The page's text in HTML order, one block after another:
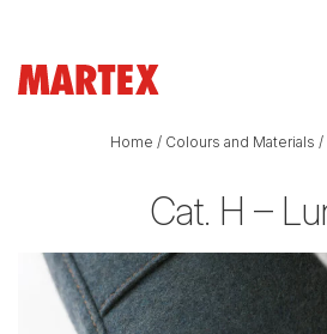
Home / Colours and Materials /
Cat. H –